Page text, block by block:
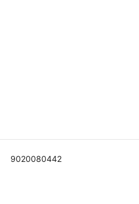
9020080442